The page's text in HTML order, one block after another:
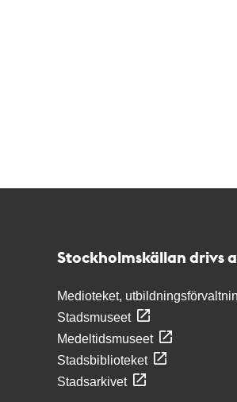
Stockholmskällan drivs
Medioteket,
Stadsmuseet
Medeltidsmuseet
Stadsbiblioteket
Stadsarkivet